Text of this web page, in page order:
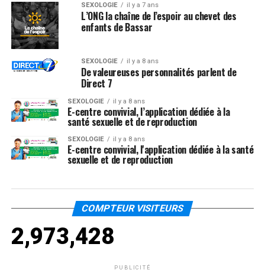
SEXOLOGIE il y a 7 ans
L’ONG la chaîne de l’espoir au chevet des
enfants de Bassar
SEXOLOGIE il y a 8 ans
De valeureuses personnalités parlent de
Direct 7
SEXOLOGIE il y a 8 ans
E-centre convivial, l’application dédiée à la
santé sexuelle et de reproduction
SEXOLOGIE il y a 8 ans
E-centre convivial, l'application dédiée à la santé
sexuelle et de reproduction
COMPTEUR VISITEURS
2,973,428
PUBLICITÉ